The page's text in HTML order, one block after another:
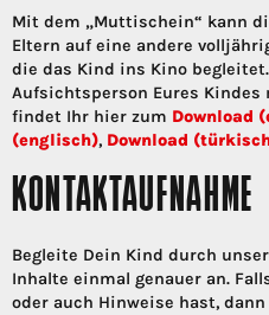
Mit dem „Muttischein“ kann
Eltern auf eine andere
die das Kind ins Kino
Aufsichtsperson Eures Kindes
findet Ihr hier zum Download
(englisch), Download
KONTAKTAUFNAHME
Begleite Dein Kind durch
Inhalte einmal genauer an.
oder auch Hinweise hast,